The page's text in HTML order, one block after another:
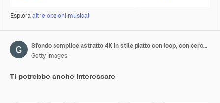
Esploraaltre opzioni musicali
Sfondo semplice astratto 4K in stile piatto con loop, con cerchi che cambiano dimensione, si sovrappongono e cambiano colore, come se fossero fatti di materiale traslucido. Luma matte come canale alfa.
Getty Images
Ti potrebbe anche interessare